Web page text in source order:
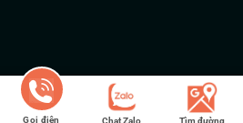
Tìm đường
Chat Zalo
Gọi điện